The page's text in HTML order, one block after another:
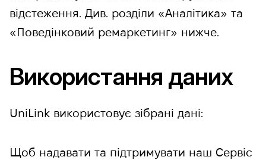
відстеження. Див. розділи «Аналітика» та
«Поведінковий ремаркетинг» нижче.
Використання даних
UniLink використовує зібрані дані:
Щоб надавати та підтримувати наш Сервіс